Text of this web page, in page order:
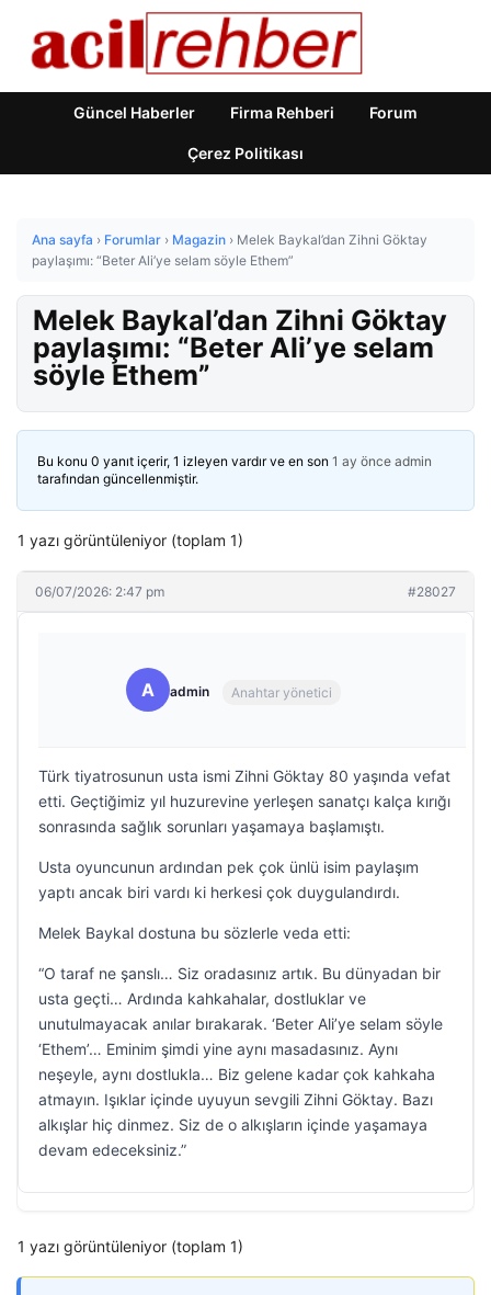
Güncel Haberler Firma Rehberi Forum
Çerez Politikası
Ana sayfa › Forumlar › Magazin › Melek Baykal’dan Zihni Göktay
paylaşımı: “Beter Ali’ye selam söyle Ethem”
Melek Baykal’dan Zihni Göktay
paylaşımı: “Beter Ali’ye selam
söyle Ethem”
Bu konu 0 yanıt içerir, 1 izleyen vardır ve en son 1 ay önce admin
tarafından güncellenmiştir.
1 yazı görüntüleniyor (toplam 1)
06/07/2026: 2:47 pm #28027
A admin Anahtar yönetici
Türk tiyatrosunun usta ismi Zihni Göktay 80 yaşında vefat
etti. Geçtiğimiz yıl huzurevine yerleşen sanatçı kalça kırığı
sonrasında sağlık sorunları yaşamaya başlamıştı.
Usta oyuncunun ardından pek çok ünlü isim paylaşım
yaptı ancak biri vardı ki herkesi çok duygulandırdı.
Melek Baykal dostuna bu sözlerle veda etti:
“O taraf ne şanslı… Siz oradasınız artık. Bu dünyadan bir
usta geçti… Ardında kahkahalar, dostluklar ve
unutulmayacak anılar bırakarak. ‘Beter Ali’ye selam söyle
‘Ethem’… Eminim şimdi yine aynı masadasınız. Aynı
neşeyle, aynı dostlukla… Biz gelene kadar çok kahkaha
atmayın. Işıklar içinde uyuyun sevgili Zihni Göktay. Bazı
alkışlar hiç dinmez. Siz de o alkışların içinde yaşamaya
devam edeceksiniz.”
1 yazı görüntüleniyor (toplam 1)